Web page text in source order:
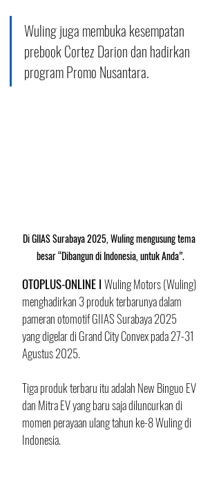
Wuling juga membuka kesempatan
prebook Cortez Darion dan hadirkan
program Promo Nusantara.
Di GIIAS Surabaya 2025, Wuling mengusung tema
besar “Dibangun di Indonesia, untuk Anda”.
OTOPLUS-ONLINE I Wuling Motors (Wuling)
menghadirkan 3 produk terbarunya dalam
pameran otomotif GIIAS Surabaya 2025
yang digelar di Grand City Convex pada 27-31
Agustus 2025.
Tiga produk terbaru itu adalah New Binguo EV
dan Mitra EV yang baru saja diluncurkan di
momen perayaan ulang tahun ke-8 Wuling di
Indonesia.